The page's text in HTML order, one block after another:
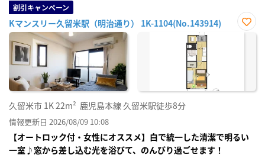
割引キャンペーン
Kマンスリー久留米駅（明治通り） 1K-1104(No.143914)
お気
久留米市 1K22m² 鹿児島本線 久留米駅徒歩8分
情報更新日 2026/08/09 10:08
【オートロック付・女性にオススメ】白で統一した清潔で明るい
一室♪窓から差し込む光を浴びて、のんびり過ごせます！